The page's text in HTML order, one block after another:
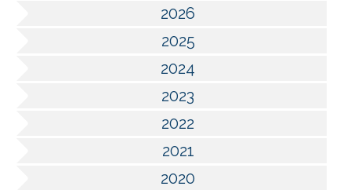
2026
2025
2024
2023
2022
2021
2020